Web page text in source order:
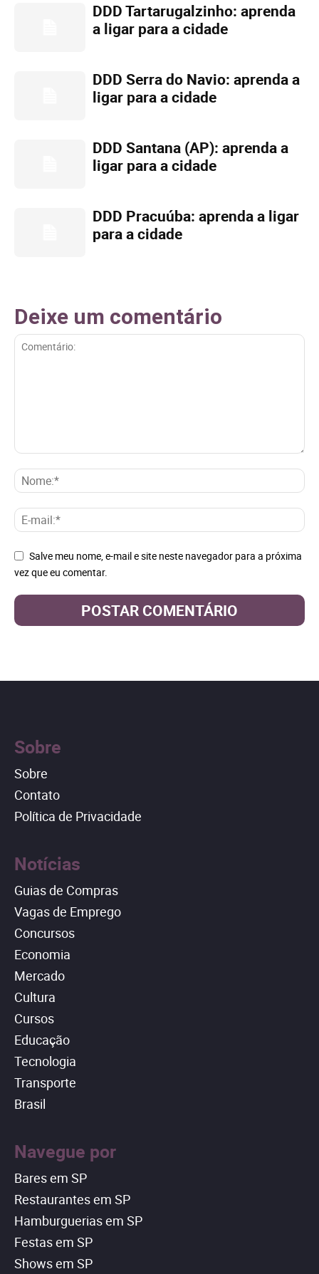
DDD Tartarugalzinho: aprenda
a ligar para a cidade
DDD Serra do Navio: aprenda a
ligar para a cidade
DDD Santana (AP): aprenda a
ligar para a cidade
DDD Pracuúba: aprenda a ligar
para a cidade
Deixe um comentário
Salve meu nome, e-mail e site neste navegador para a próxima
vez que eu comentar.
Sobre
Sobre
Contato
Política de Privacidade
Notícias
Guias de Compras
Vagas de Emprego
Concursos
Economia
Mercado
Cultura
Cursos
Educação
Tecnologia
Transporte
Brasil
Navegue por
Bares em SP
Restaurantes em SP
Hamburguerias em SP
Festas em SP
Shows em SP